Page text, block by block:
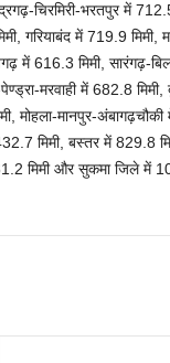
चिरमिरी-भरतपुर में
गरियाबंद में 719.9 मिमी,
में 616.3 मिमी, सारंगढ़-
मरवाही में 682.8 मिमी,
मोहला-मानपुर-
मिमी, बस्तर में 829.8
मिमी और सुकमा जिले में